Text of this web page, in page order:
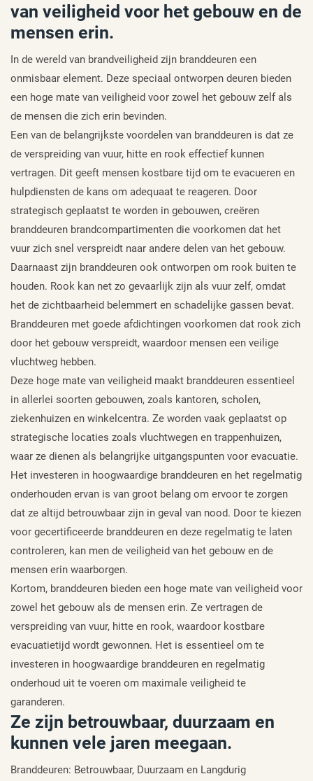
van veiligheid voor het gebouw en de
mensen erin.
In de wereld van brandveiligheid zijn branddeuren een
onmisbaar element. Deze speciaal ontworpen deuren bieden
een hoge mate van veiligheid voor zowel het gebouw zelf als
de mensen die zich erin bevinden.
Een van de belangrijkste voordelen van branddeuren is dat ze
de verspreiding van vuur, hitte en rook effectief kunnen
vertragen. Dit geeft mensen kostbare tijd om te evacueren en
hulpdiensten de kans om adequaat te reageren. Door
strategisch geplaatst te worden in gebouwen, creëren
branddeuren brandcompartimenten die voorkomen dat het
vuur zich snel verspreidt naar andere delen van het gebouw.
Daarnaast zijn branddeuren ook ontworpen om rook buiten te
houden. Rook kan net zo gevaarlijk zijn als vuur zelf, omdat
het de zichtbaarheid belemmert en schadelijke gassen bevat.
Branddeuren met goede afdichtingen voorkomen dat rook zich
door het gebouw verspreidt, waardoor mensen een veilige
vluchtweg hebben.
Deze hoge mate van veiligheid maakt branddeuren essentieel
in allerlei soorten gebouwen, zoals kantoren, scholen,
ziekenhuizen en winkelcentra. Ze worden vaak geplaatst op
strategische locaties zoals vluchtwegen en trappenhuizen,
waar ze dienen als belangrijke uitgangspunten voor evacuatie.
Het investeren in hoogwaardige branddeuren en het regelmatig
onderhouden ervan is van groot belang om ervoor te zorgen
dat ze altijd betrouwbaar zijn in geval van nood. Door te kiezen
voor gecertificeerde branddeuren en deze regelmatig te laten
controleren, kan men de veiligheid van het gebouw en de
mensen erin waarborgen.
Kortom, branddeuren bieden een hoge mate van veiligheid voor
zowel het gebouw als de mensen erin. Ze vertragen de
verspreiding van vuur, hitte en rook, waardoor kostbare
evacuatietijd wordt gewonnen. Het is essentieel om te
investeren in hoogwaardige branddeuren en regelmatig
onderhoud uit te voeren om maximale veiligheid te
garanderen.
Ze zijn betrouwbaar, duurzaam en
kunnen vele jaren meegaan.
Branddeuren: Betrouwbaar, Duurzaam en Langdurig